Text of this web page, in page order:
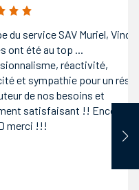
Vincent
un résultat
un
Un